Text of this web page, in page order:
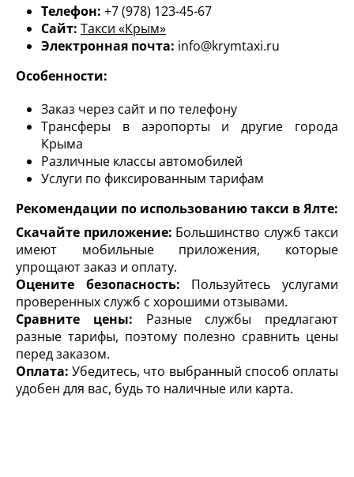
Телефон: +7 (978) 123-45-67
Сайт: Такси «Крым»
Электронная почта: info@krymtaxi.ru
Особенности:
Заказ через сайт и по телефону
Трансферы в аэропорты и другие города
Крыма
Различные классы автомобилей
Услуги по фиксированным тарифам
Рекомендации по использованию такси в Ялте:
Скачайте приложение: Большинство служб такси
имеют мобильные приложения, которые
упрощают заказ и оплату.
Оцените безопасность: Пользуйтесь услугами
проверенных служб с хорошими отзывами.
Сравните цены: Разные службы предлагают
разные тарифы, поэтому полезно сравнить цены
перед заказом.
Оплата: Убедитесь, что выбранный способ оплаты
удобен для вас, будь то наличные или карта.